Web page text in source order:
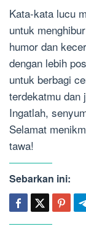
Kata-kata lucu
untuk
humor dan
dengan lebih
untuk berbagi
terdekatmu dan
Ingatlah,
Selamat
tawa!
Sebarkan ini: